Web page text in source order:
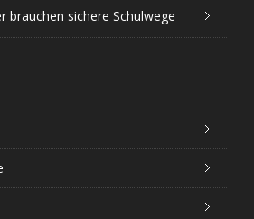
brauchen sichere Schulwege